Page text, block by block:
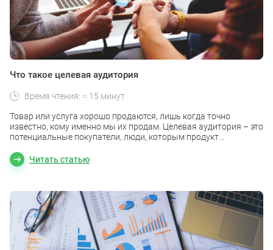
Что такое целевая аудитория
Товар или услуга хорошо продаются, лишь когда точно
известно, кому именно мы их продам. Целевая аудитория – это
потенциальные покупатели, люди, которым продукт...
Читать статью
Время чтения: ≈ 15 минут